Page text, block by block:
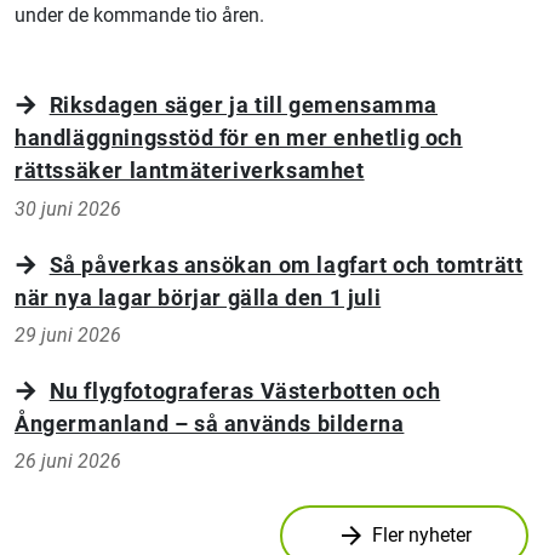
under de kommande tio åren.
Riksdagen säger ja till gemensamma
handläggningsstöd för en mer enhetlig och
rättssäker lantmäteriverksamhet
30 juni 2026
Så påverkas ansökan om lagfart och tomträtt
när nya lagar börjar gälla den 1 juli
29 juni 2026
Nu flygfotograferas Västerbotten och
Ångermanland – så används bilderna
26 juni 2026
arrow_forward Fler nyheter